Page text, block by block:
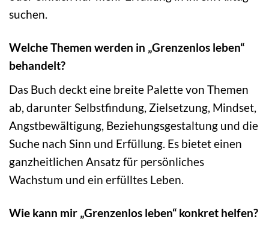
suchen.
Welche Themen werden in „Grenzenlos leben“
behandelt?
Das Buch deckt eine breite Palette von Themen
ab, darunter Selbstfindung, Zielsetzung, Mindset,
Angstbewältigung, Beziehungsgestaltung und die
Suche nach Sinn und Erfüllung. Es bietet einen
ganzheitlichen Ansatz für persönliches
Wachstum und ein erfülltes Leben.
Wie kann mir „Grenzenlos leben“ konkret helfen?